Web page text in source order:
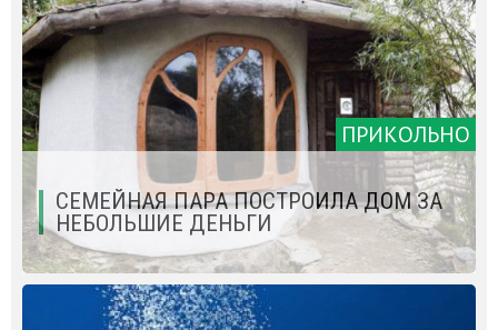
ПРИКОЛЬНО
СЕМЕЙНАЯ ПАРА ПОСТРОИЛА ДОМ ЗА
НЕБОЛЬШИЕ ДЕНЬГИ